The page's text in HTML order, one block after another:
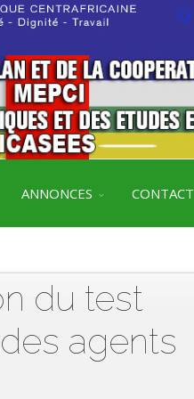
ANNONCES CONTACT
du test
agents